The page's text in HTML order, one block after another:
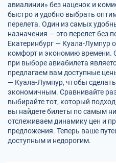
авиалинии» без наценок и
быстро и удобно выбрать
перелета. Один из самых
назначения — это перелет без
Екатеринбург — Куала-Лумпур
комфорт и экономию времени.
при выборе авиабилета
предлагаем вам доступные
— Куала-Лумпур, чтобы
экономичным. Сравнивайте
выбирайте тот, который
вы найдете билеты по самым
отслеживаем динамику цен и
предложения. Теперь ваше
доступным и недорогим.